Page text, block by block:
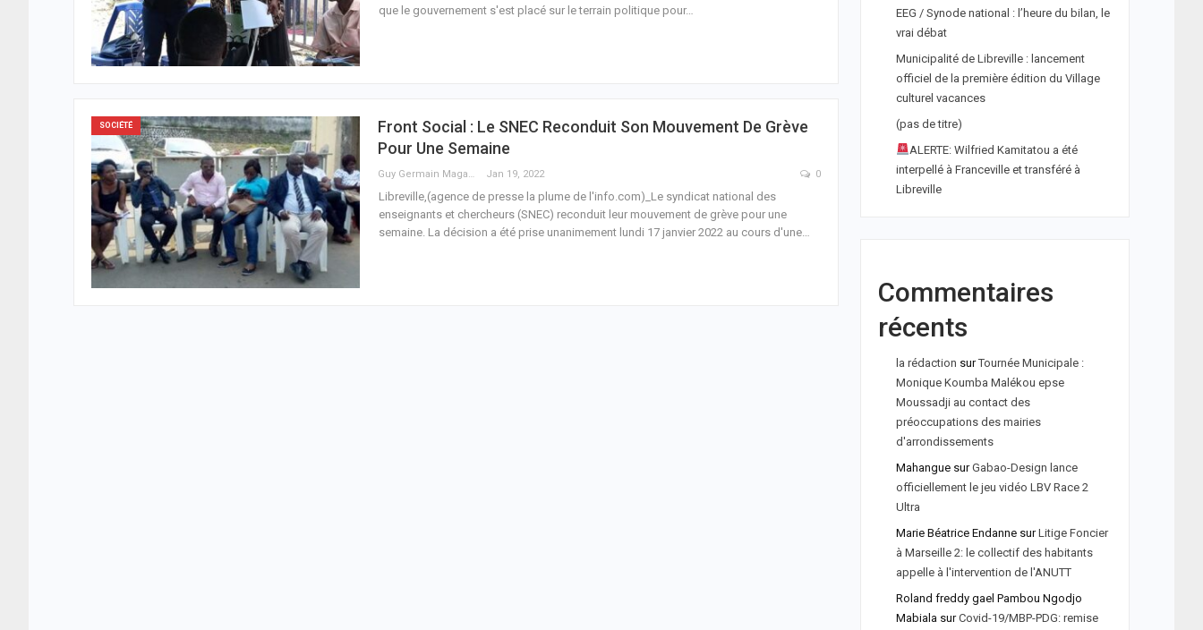
que le gouvernement s'est placé sur le terrain politique pour…
SOCIÉTÉ
Front Social : Le SNEC Reconduit Son Mouvement De Grève
Pour Une Semaine
Guy Germain Maganga Nziengui Jan 19, 2022 0
Libreville,(agence de presse la plume de l'info.com)_Le syndicat national des
enseignants et chercheurs (SNEC) reconduit leur mouvement de grève pour une
semaine. La décision a été prise unanimement lundi 17 janvier 2022 au cours d'une…
EEG / Synode national : l’heure du bilan, le
vrai débat
Municipalité de Libreville : lancement
officiel de la première édition du Village
culturel vacances
(pas de titre)
ALERTE: Wilfried Kamitatou a été
interpellé à Franceville et transféré à
Libreville
Commentaires
récents
la rédaction surTournée Municipale :
Monique Koumba Malékou epse
Moussadji au contact des
préoccupations des mairies
d'arrondissements
MahanguesurGabao-Design lance
officiellement le jeu vidéo LBV Race 2
Ultra
Marie Béatrice EndannesurLitige Foncier
à Marseille 2: le collectif des habitants
appelle à l'intervention de l'ANUTT
Roland freddy gael Pambou Ngodjo
MabialasurCovid-19/MBP-PDG: remise